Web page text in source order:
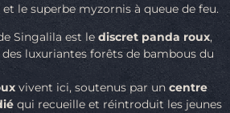
le superbe myzornis à queue de feu.
Singalila est le discret panda roux,
luxuriantes forêts de bambous du
vivent ici, soutenus par un centre
qui recueille et réintroduit les jeunes